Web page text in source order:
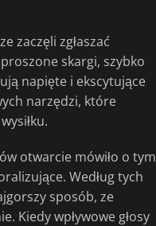
zaczęli zgłaszać
skargi, szybko
napięte i ekscytujące
narzędzi, które
otwarcie mówiło o tym
Według tych
sposób, ze
Kiedy wpływowe głosy